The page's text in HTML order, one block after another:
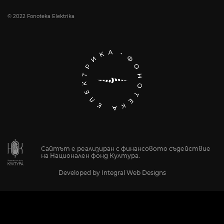
© 2022 Fonoteka Elektrika
Сайтът е реализиран с финансовото съдействие
на Национален фонд Култура.
Developed by Integral Web Designs